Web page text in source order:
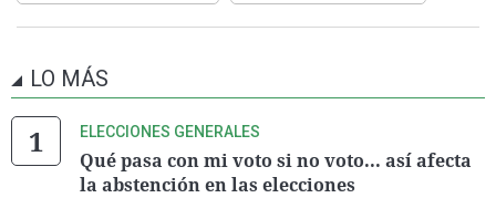
LO MÁS
ELECCIONES GENERALES
Qué pasa con mi voto si no voto... así afecta
la abstención en las elecciones